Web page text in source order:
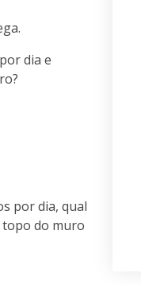
dia e
por dia, qual
topo do muro